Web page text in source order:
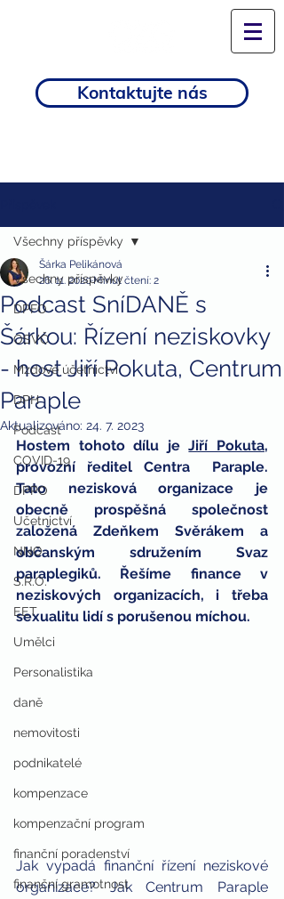
Kontaktujte nás
Všechny příspěvky
DPFO
OSVČ
Mzdové účetnictví
DPH
Podcast
COVID-19
DPPO
Účetnictví
NNO
S.R.O.
EET
Umělci
Personalistika
daně
nemovitosti
podnikatelé
kompenzace
kompenzační program
finanční poradenství
finanční gramotnost
Všechny příspěvky
Podcast SníDANĚ s
Šárkou: Řízení neziskovky
- host Jiří Pokuta, Centrum
Paraple
Šárka Pelikánová
26. 11. 2020Minut čtení: 2
Aktualizováno: 24. 7. 2023
Hostem tohoto dílu je Jiří Pokuta,
provozní ředitel Centra  Paraple.
Tato nezisková organizace je
obecně prospěšná společnost
založená Zdeňkem Svěrákem a
občanským sdružením Svaz
paraplegiků. Řešíme finance v
neziskových organizacích, i třeba
sexualitu lidí s porušenou míchou.
Jak vypadá finanční řízení neziskové
organizace? Jak Centrum Paraple